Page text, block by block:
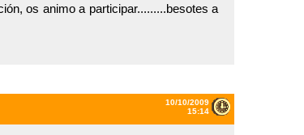
os animo a participar.........besotes a
10/10/2009
15:14